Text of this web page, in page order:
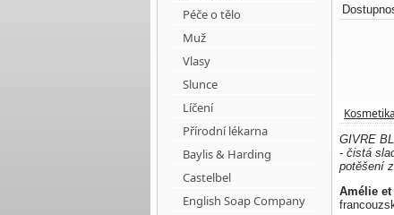
Kosmetika
GIVRE
- čistá
potěšení
Amélie et
Péče o tělo
Muž
Vlasy
Slunce
Líčení
Přírodní lékarna
Baylis & Harding
Castelbel
English Soap Company